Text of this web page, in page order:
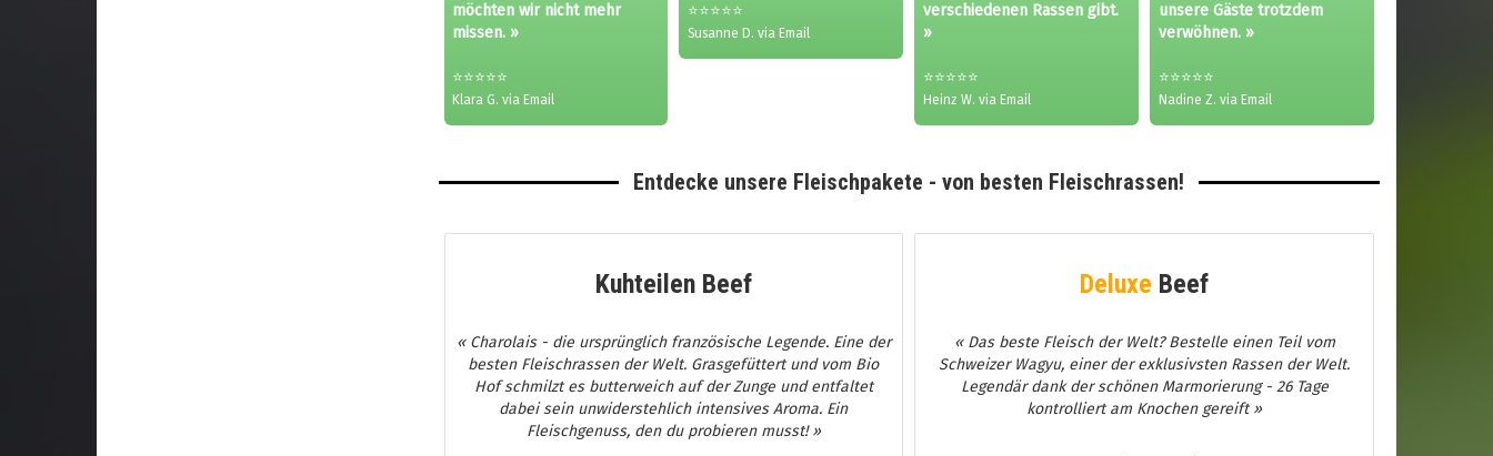
möchten wir nicht mehr
missen. »
⭐⭐⭐⭐⭐
Klara G. via Email
⭐⭐⭐⭐⭐
Susanne D. via Email
verschiedenen Rassen gibt.
»
⭐⭐⭐⭐⭐
Heinz W. via Email
unsere Gäste trotzdem
verwöhnen. »
⭐⭐⭐⭐⭐
Nadine Z. via Email
Entdecke unsere Fleischpakete - von besten Fleischrassen!
Kuhteilen Beef
« Charolais - die ursprünglich französische Legende. Eine der
besten Fleischrassen der Welt. Grasgefüttert und vom Bio
Hof schmilzt es butterweich auf der Zunge und entfaltet
dabei sein unwiderstehlich intensives Aroma. Ein
Fleischgenuss, den du probieren musst! »
Deluxe Beef
« Das beste Fleisch der Welt? Bestelle einen Teil vom
Schweizer Wagyu, einer der exklusivsten Rassen der Welt.
Legendär dank der schönen Marmorierung - 26 Tage
kontrolliert am Knochen gereift »